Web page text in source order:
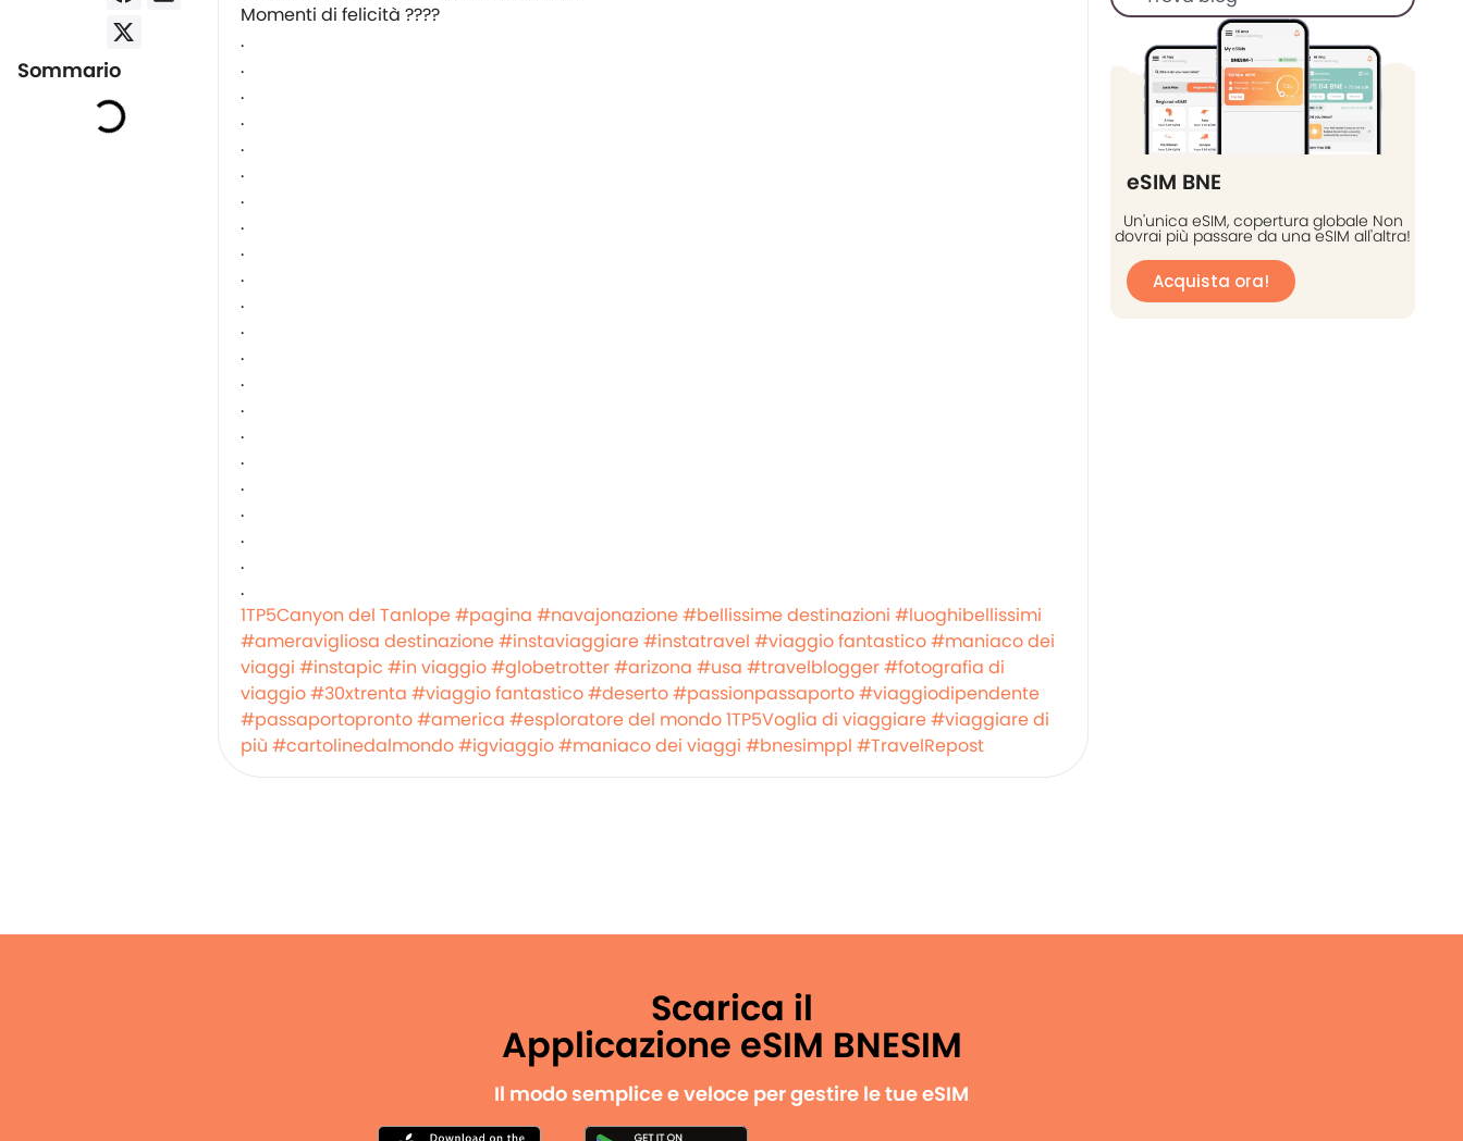
Sommario
Momenti di felicità ????
.
.
.
.
.
.
.
.
.
.
.
.
.
.
.
.
.
.
.
.
.
.
1TP5Canyon del Tanlope#pagina #navajonazione#bellissime destinazioni #luoghibellissimi
#ameravigliosa destinazione#instaviaggiare#instatravel #viaggio fantastico#maniaco dei
viaggi #instapic #in viaggio#globetrotter#arizona #usa #travelblogger#fotografia di
viaggio#30xtrenta #viaggio fantastico#deserto#passionpassaporto#viaggiodipendente
#passaportopronto#america #esploratore del mondo1TP5Voglia di viaggiare#viaggiare di
più #cartolinedalmondo#igviaggio#maniaco dei viaggi #bnesimppl #TravelRepost
eSIM BNE
Un'unica eSIM, copertura globale Non
dovrai più passare da una eSIM all'altra!
Acquista ora!
Scarica il
Applicazione eSIM BNESIM
Il modo semplice e veloce per gestire le tue eSIM